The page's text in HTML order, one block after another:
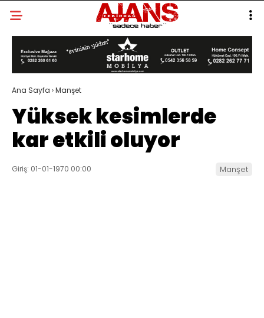
Ana Sayfa ›Manşet
Yüksek kesimlerde
kar etkili oluyor
Giriş: 01-01-1970 00:00 Manşet